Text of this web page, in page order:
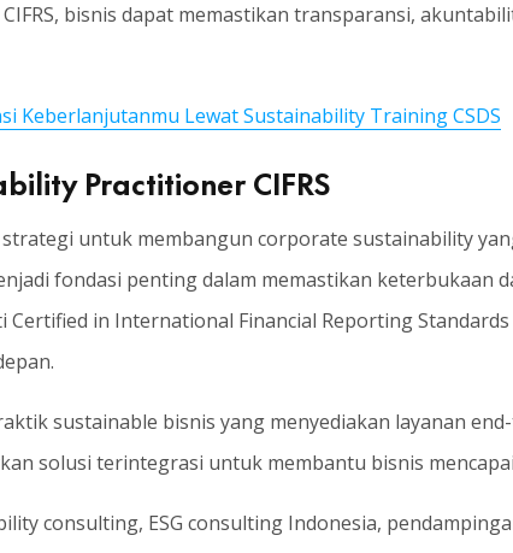
bisnis dapat memastikan transparansi,
Keberlanjutanmu Lewat Sustainability Training CSDS
Practitioner CIFRS
untuk membangun corporate sustainability
fondasi penting dalam memastikan keterbukaan
in International Financial Reporting Standards
sustainable bisnis yang menyediakan layanan
solusi terintegrasi untuk membantu bisnis
consulting, ESG consulting Indonesia,